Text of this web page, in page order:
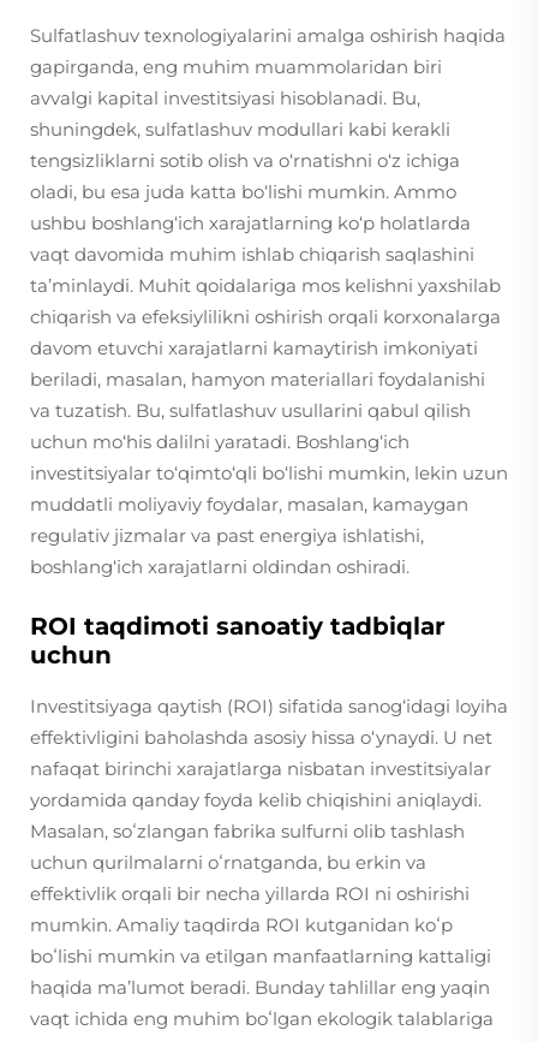
Sulfatlashuv texnologiyalarini amalga oshirish haqida
gapirganda, eng muhim muammolaridan biri
avvalgi kapital investitsiyasi hisoblanadi. Bu,
shuningdek, sulfatlashuv modullari kabi kerakli
tengsizliklarni sotib olish va o‘rnatishni o‘z ichiga
oladi, bu esa juda katta bo‘lishi mumkin. Ammo
ushbu boshlang‘ich xarajatlarning ko‘p holatlarda
vaqt davomida muhim ishlab chiqarish saqlashini
ta’minlaydi. Muhit qoidalariga mos kelishni yaxshilab
chiqarish va efeksiylilikni oshirish orqali korxonalarga
davom etuvchi xarajatlarni kamaytirish imkoniyati
beriladi, masalan, hamyon materiallari foydalanishi
va tuzatish. Bu, sulfatlashuv usullarini qabul qilish
uchun mo‘his dalilni yaratadi. Boshlang‘ich
investitsiyalar to‘qimto‘qli bo‘lishi mumkin, lekin uzun
muddatli moliyaviy foydalar, masalan, kamaygan
regulativ jizmalar va past energiya ishlatishi,
boshlang‘ich xarajatlarni oldindan oshiradi.
ROI taqdimoti sanoatiy tadbiqlar
uchun
Investitsiyaga qaytish (ROI) sifatida sanog‘idagi loyiha
effektivligini baholashda asosiy hissa o‘ynaydi. U net
nafaqat birinchi xarajatlarga nisbatan investitsiyalar
yordamida qanday foyda kelib chiqishini aniqlaydi.
Masalan, soʻzlangan fabrika sulfurni olib tashlash
uchun qurilmalarni oʻrnatganda, bu erkin va
effektivlik orqali bir necha yillarda ROI ni oshirishi
mumkin. Amaliy taqdirda ROI kutganidan koʻp
boʻlishi mumkin va etilgan manfaatlarning kattaligi
haqida maʼlumot beradi. Bunday tahlillar eng yaqin
vaqt ichida eng muhim boʻlgan ekologik talablariga